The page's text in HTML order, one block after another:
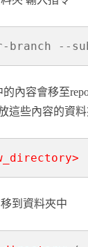
--
內容會移至
這些內容的資
到資料夾中